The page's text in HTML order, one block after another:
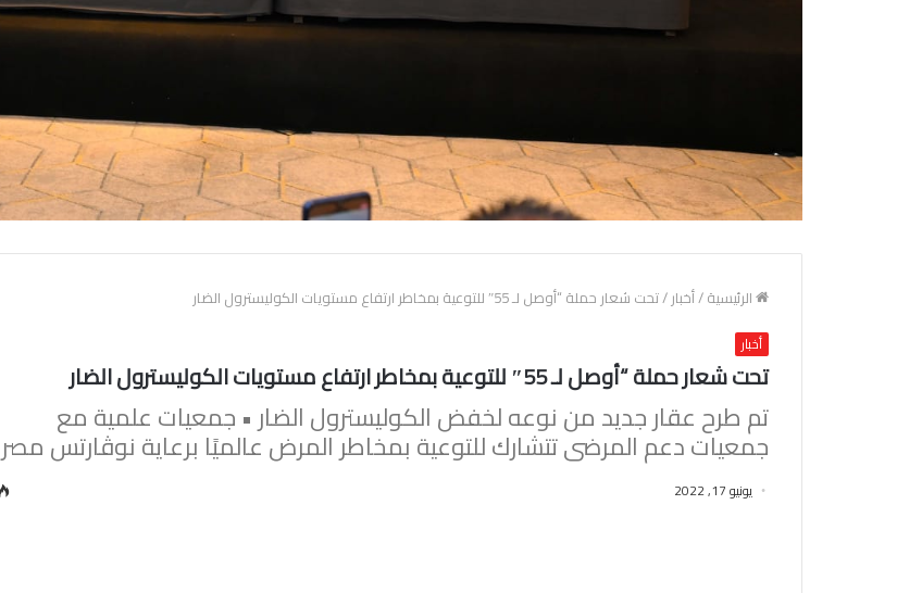
الرئيسية/أخبار/تحت شعار حملة “أوصل لـ 55″ للتوعية بمخاطر ارتفاع مستويات الكوليسترول الضار
أخبار
تحت شعار حملة “أوصل لـ 55″ للتوعية بمخاطر ارتفاع مستويات الكوليسترول الضار
تم طرح عقار جديد من نوعه لخفض الكوليسترول الضار • جمعيات علمية مع
جمعيات دعم المرضى تتشارك للتوعية بمخاطر المرض عالميًا برعاية نوڤارتس مصر
يونيو 17, 2022